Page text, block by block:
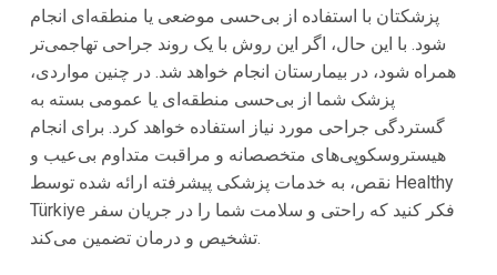
پزشکتان با استفاده از بی‌حسی موضعی یا منطقه‌ای انجام
شود. با این حال، اگر این روش با یک روند جراحی تهاجمی‌تر
همراه شود، در بیمارستان انجام خواهد شد. در چنین مواردی،
پزشک شما از بی‌حسی منطقه‌ای یا عمومی بسته به
گستردگی جراحی مورد نیاز استفاده خواهد کرد. برای انجام
هیستروسکوپی‌های متخصصانه و مراقبت متداوم بی‌عیب و
نقص، به خدمات پزشکی پیشرفته ارائه شده توسط Healthy
Türkiye فکر کنید که راحتی و سلامت شما را در جریان سفر
تشخیص و درمان تضمین می‌کند.